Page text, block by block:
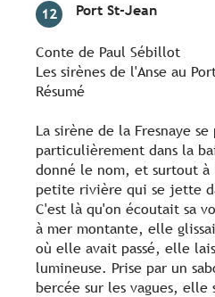
12 Port St-Jean
Conte de Paul Sébillot
Les sirènes de l'Anse au
Résumé
La sirène de la Fresnaye
particulièrement dans la
donné le nom, et surtout à
petite rivière qui se jette
C'est là qu'on écoutait sa
à mer montante, elle
où elle avait passé, elle
lumineuse. Prise par un
bercée sur les vagues,